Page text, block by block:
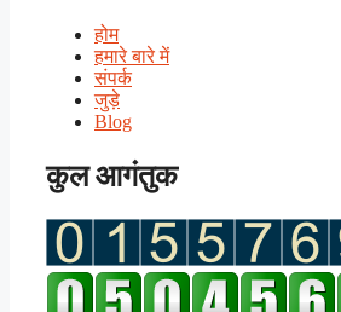
होम
हमारे बारे में
संपर्क
जुड़े
Blog
कुल आगंतुक